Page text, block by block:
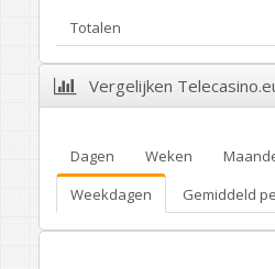
Totalen
Vergelijken
Dagen Weken
Weekdagen
Gemiddeld